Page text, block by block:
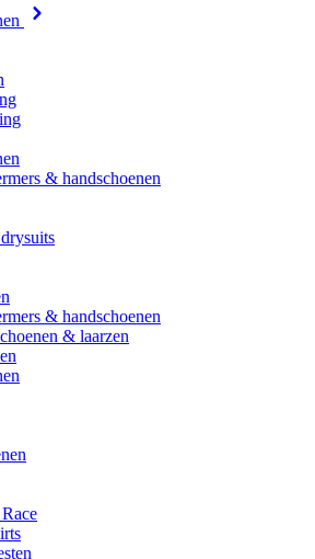
& handschoenen
& handschoenen
& laarzen